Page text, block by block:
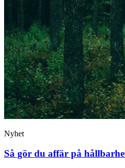
Nyhet
Så gör du affär på